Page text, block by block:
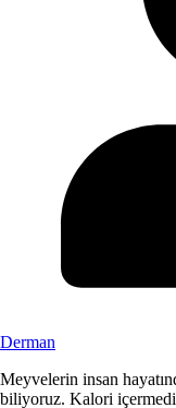
Derman
Meyvelerin insan
biliyoruz. Kalori